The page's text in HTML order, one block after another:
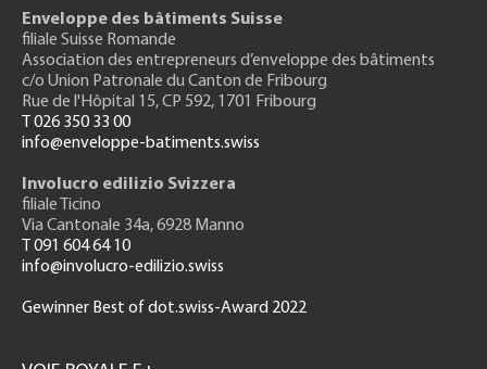
Enveloppe des bâtiments Suisse
filiale Suisse Romande
Association des entrepreneurs d’enveloppe des bâtiments
c/o Union Patronale du Canton de Fribourg
Rue de l'Hôpital 15, CP 592, 1701 Fribourg
T 026 350 33 00
info@enveloppe-batiments.swiss
Involucro edilizio Svizzera
filiale Ticino
Via Cantonale 34a, 6928 Manno
T 091 604 64 10
info@involucro-edilizio.swiss
Gewinner Best of dot.swiss-Award 2022
GH